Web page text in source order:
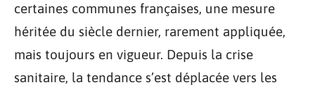
certaines communes françaises, une mesure
héritée du siècle dernier, rarement appliquée,
mais toujours en vigueur. Depuis la crise
sanitaire, la tendance s’est déplacée vers les